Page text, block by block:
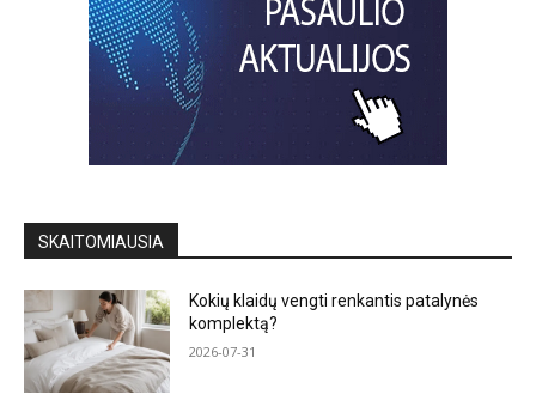
SKAITOMIAUSIA
Kokių klaidų vengti renkantis patalynės
komplektą?
2026-07-31